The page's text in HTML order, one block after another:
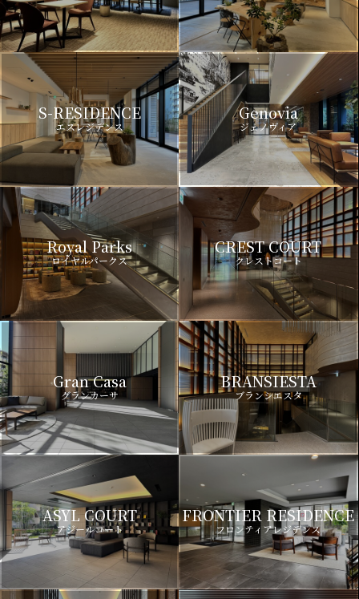
S-RESIDENCE
エスレジデンス
Genovia
ジェノヴィア
Royal Parks
ロイヤルパークス
CREST COURT
クレストコート
Gran Casa
グランカーサ
BRANSIESTA
ブランシエスタ
ASYL COURT
アジールコート
FRONTIER RESIDENCE
フロンティアレジデンス